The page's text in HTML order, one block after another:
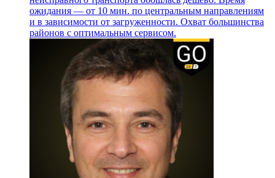
ожидания — от 10 мин. по центральным направлениям
и в зависимости от загруженности. Охват большинства
районов с оптимальным сервисом.